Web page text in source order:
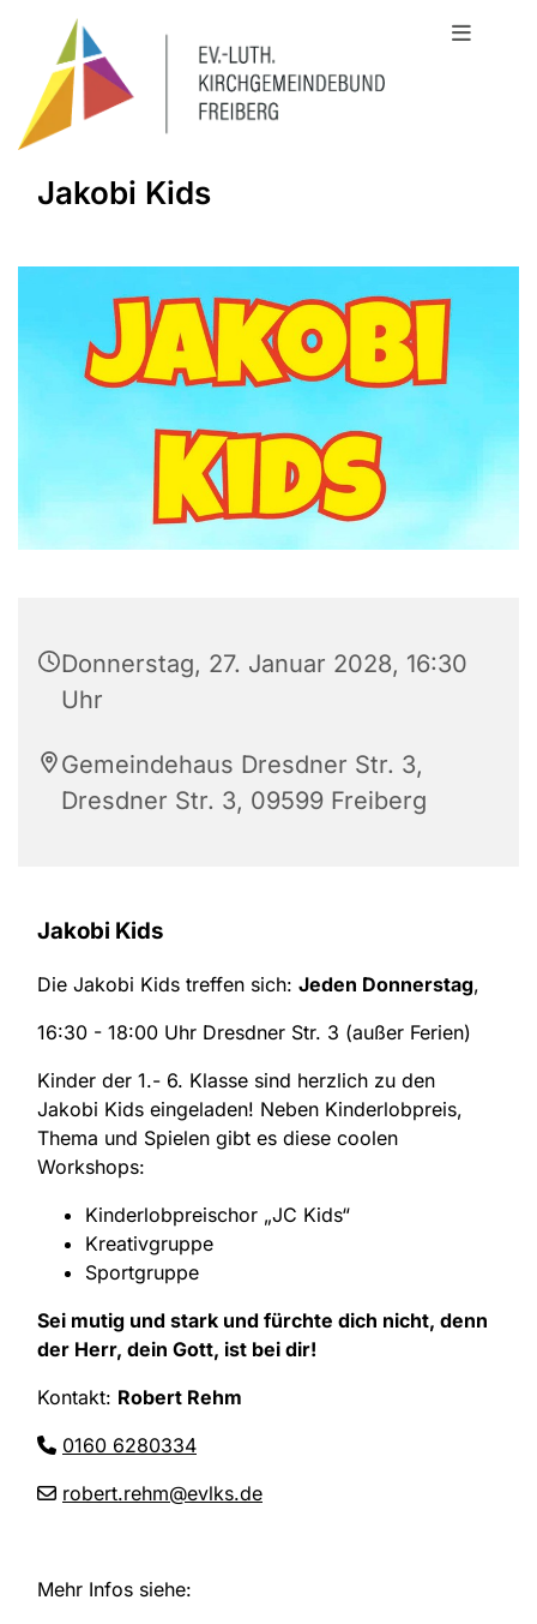
Jakobi Kids
Donnerstag, 27. Januar 2028, 16:30
Uhr
Gemeindehaus Dresdner Str. 3,
Dresdner Str. 3, 09599 Freiberg
Jakobi Kids
Die Jakobi Kids treffen sich: Jeden Donnerstag,
16:30 - 18:00 Uhr Dresdner Str. 3 (außer Ferien)
Kinder der 1.- 6. Klasse sind herzlich zu den
Jakobi Kids eingeladen! Neben Kinderlobpreis,
Thema und Spielen gibt es diese coolen
Workshops:
Kinderlobpreischor „JC Kids“
Kreativgruppe
Sportgruppe
Sei mutig und stark und fürchte dich nicht, denn
der Herr, dein Gott, ist bei dir!
Kontakt: Robert Rehm
0160 6280334
robert.rehm@evlks.de
Mehr Infos siehe: